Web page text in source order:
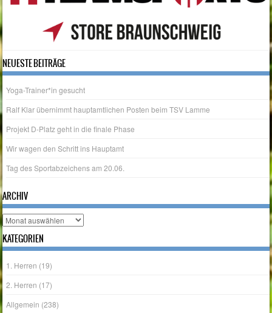
NEUESTE BEITRÄGE
Yoga-Trainer*in gesucht
Ralf Klar übernimmt hauptamtlichen Posten beim TSV Lamme
Projekt D-Platz geht in die finale Phase
Wir wagen den Schritt ins Hauptamt
Tag des Sportabzeichens am 20.06.
ARCHIV
Archiv
KATEGORIEN
1. Herren (19)
2. Herren (17)
Allgemein (238)